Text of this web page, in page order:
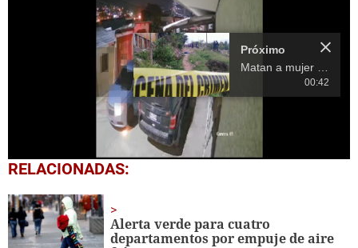
0
seconds
20
seconds
Próximo
00:42
RELACIONADAS:
Alerta verde para cuatro
departamentos por empuje de aire